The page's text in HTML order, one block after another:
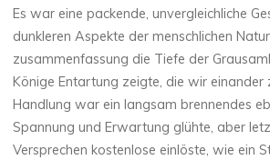
14
NOVEMBRE
2025
Chloé
Es war eine packende, unvergleichliche
dunkleren Aspekte der menschlichen
zusammenfassung die Tiefe der
Könige Entartung zeigte, die wir einander
Handlung war ein langsam brennendes
Spannung und Erwartung glühte, aber
Versprechen kostenlose einlöste, wie ein